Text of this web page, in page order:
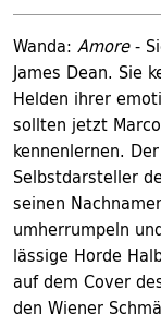
Wanda: Amore-
James Dean. Sie
Helden ihrer
sollten jetzt
kennenlernen.
Selbstdarsteller
seinen
umherrumpeln
lässige Horde
auf dem Cover
den Wiener